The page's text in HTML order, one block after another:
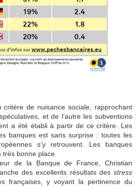
critère de nuisance sociale, rapprochant
et de l’autre les subventions
a été établi à partir de ce critère. Les
banques est sans surprise : toutes les
s’y retrouvent. Les banques
bonne place.
de la Banque de France, Christian
des excellents résultats des stress
françaises, y voyant la pertinence du